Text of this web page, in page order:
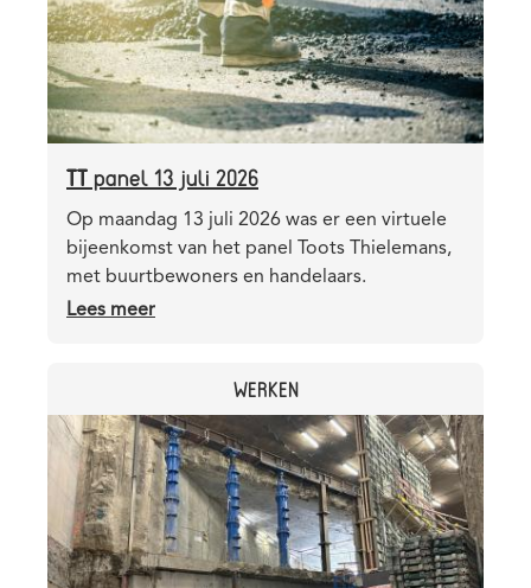
TT panel 13 juli 2026
Teaser
Op maandag 13 juli 2026 was er een virtuele
bijeenkomst van het panel Toots Thielemans,
met buurtbewoners en handelaars.
Lees meer
juli
2026
WERKEN
Header
image
Afbeelding